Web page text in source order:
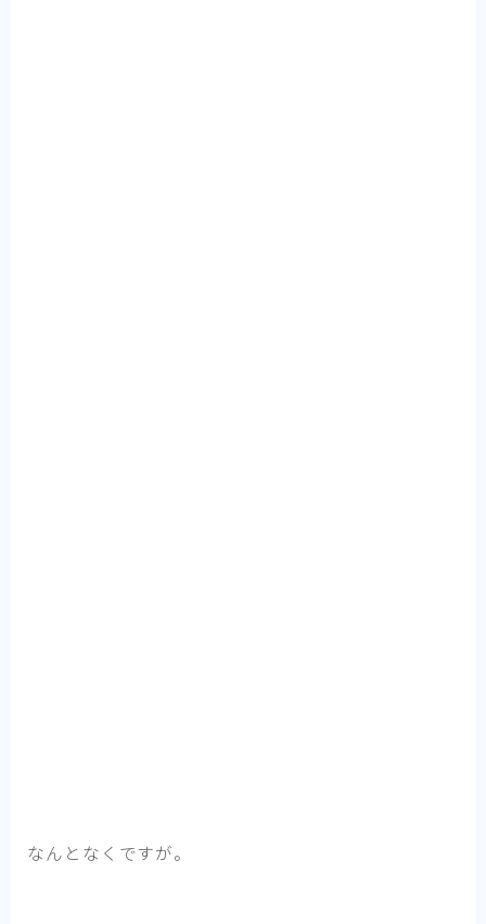
なんとなくですが。